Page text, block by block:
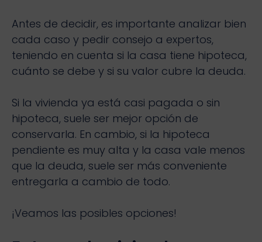
Antes de decidir, es importante analizar bien
cada caso y pedir consejo a expertos,
teniendo en cuenta si la casa tiene hipoteca,
cuánto se debe y si su valor cubre la deuda.
Si la vivienda ya está casi pagada o sin
hipoteca, suele ser mejor opción de
conservarla. En cambio, si la hipoteca
pendiente es muy alta y la casa vale menos
que la deuda, suele ser más conveniente
entregarla a cambio de todo.
¡Veamos las posibles opciones!